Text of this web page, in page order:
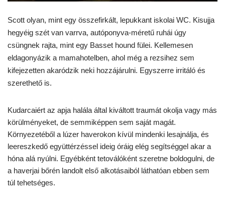
Scott olyan, mint egy összefirkált, lepukkant iskolai WC. Kisujja
hegyéig szét van varrva, autóponyva-méretű ruhái úgy
csüngnek rajta, mint egy Basset hound fülei. Kellemesen
eldagonyázik a mamahotelben, ahol még a rezsihez sem
kifejezetten akaródzik neki hozzájárulni. Egyszerre irritáló és
szerethető is.
Kudarcaiért az apja halála által kiváltott traumát okolja vagy más
körülményeket, de semmiképpen sem saját magát.
Környezetéből a lúzer haverokon kívül mindenki lesajnálja, és
leereszkedő együttérzéssel ideig óráig elég segítséggel akar a
hóna alá nyúlni. Egyébként tetoválóként szeretne boldogulni, de
a haverjai bőrén landolt első alkotásaiból láthatóan ebben sem
túl tehetséges.